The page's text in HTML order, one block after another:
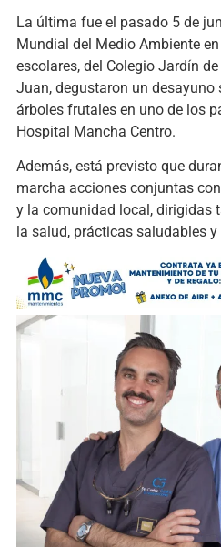
La última fue el pasado 5 de
Mundial del Medio Ambiente
escolares, del Colegio Jardín
Juan, degustaron un
árboles frutales en uno de los
Hospital Mancha Centro.
Además, está previsto que
marcha acciones conjuntas
y la comunidad local, dirigidas
la salud, prácticas saludables